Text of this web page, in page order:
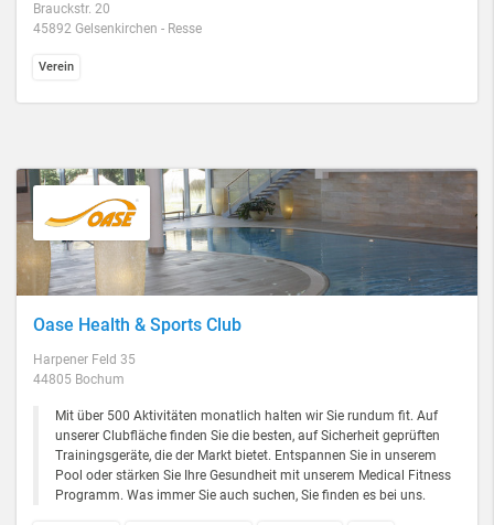
Brauckstr. 20
45892 Gelsenkirchen - Resse
Verein
Oase Health & Sports Club
Harpener Feld 35
44805 Bochum
Mit über 500 Aktivitäten monatlich halten wir Sie rundum fit. Auf
unserer Clubfläche finden Sie die besten, auf Sicherheit geprüften
Trainingsgeräte, die der Markt bietet. Entspannen Sie in unserem
Pool oder stärken Sie Ihre Gesundheit mit unserem Medical Fitness
Programm. Was immer Sie auch suchen, Sie finden es bei uns.